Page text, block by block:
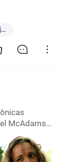
crescendo juntas
McAdams
oposto ao
fora
vista com